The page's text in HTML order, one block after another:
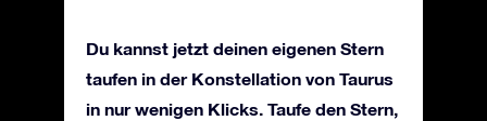
Du kannst jetzt deinen eigenen Stern
taufen in der Konstellation von Taurus
in nur wenigen Klicks. Taufe den Stern,